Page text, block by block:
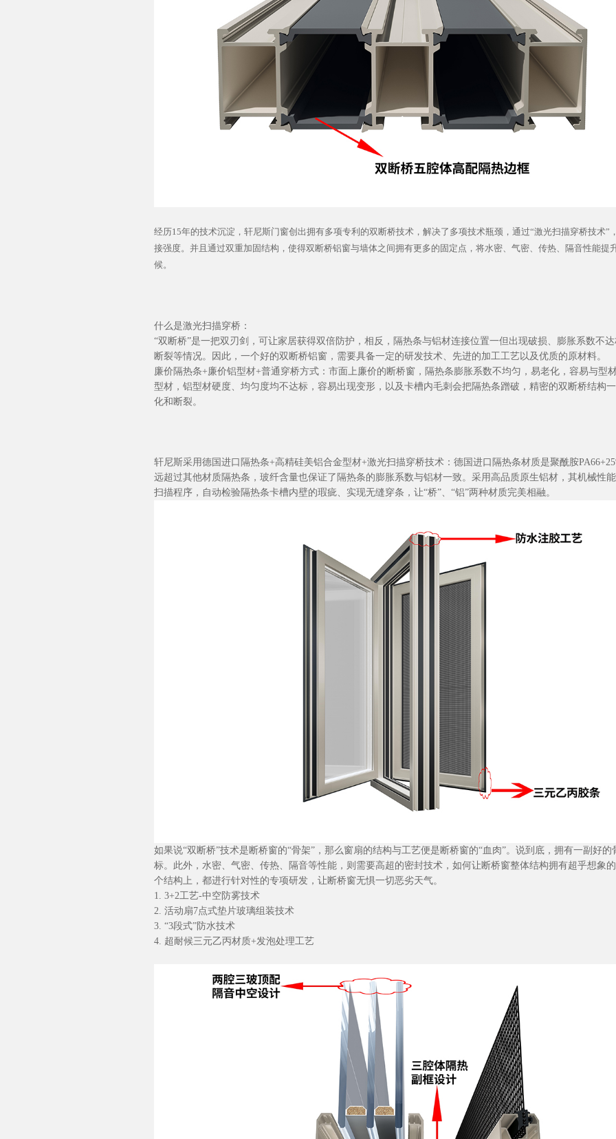
经历15年的技术沉淀，轩尼斯门窗创出拥有多项专利的双断桥技术，解决了多项技术瓶颈，通过“激光扫描穿桥技术”
接强度。并且通过双重加固结构，使得双断桥铝窗与墙体之间拥有更多的固定点，将水密、气密、传热、隔音性能提
候。
什么是激光扫描穿桥：
“双断桥”是一把双刃剑，可让家居获得双倍防护，相反，隔热条与铝材连接位置一但出现破损、膨胀系数不
断裂等情况。因此，一个好的双断桥铝窗，需要具备一定的研发技术、先进的加工工艺以及优质的原材料。
廉价隔热条+廉价铝型材+普通穿桥方式：市面上廉价的断桥窗，隔热条膨胀系数不均匀，易老化，容易与型
型材，铝型材硬度、均匀度均不达标，容易出现变形，以及卡槽内毛刺会把隔热条蹭破，精密的双断桥结构
化和断裂。
轩尼斯采用德国进口隔热条+高精硅美铝合金型材+激光扫描穿桥技术：德国进口隔热条材质是聚酰胺
远超过其他材质隔热条，玻纤含量也保证了隔热条的膨胀系数与铝材一致。采用高品质原生铝材，其机械性
扫描程序，自动检验隔热条卡槽内壁的瑕疵、实现无缝穿条，让“桥”、“铝”两种材质完美相融。
如果说“双断桥”技术是断桥窗的“骨架”，那么窗扇的结构与工艺便是断桥窗的“血肉”。说到底，拥有一副好
标。此外， 水密、气密、传热、隔音等性能，则需要高超的密封技术，如何让断桥窗整体结构拥有超乎想象
个结构上，都进行针对性的专项研发，让断桥窗无惧一切恶劣天气。
1. 3+2工艺-中空防雾技术
2. 活动扇7点式垫片玻璃组装技术
3. “3段式”防水技术
4. 超耐候三元乙丙材质+发泡处理工艺